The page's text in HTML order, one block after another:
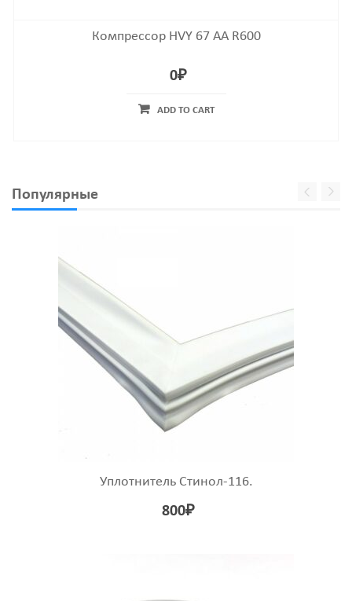
Компрессор HVY 67 AA R600
0₽
ADD TO CART
Популярные
Уплотнитель Стинол-116.
800₽